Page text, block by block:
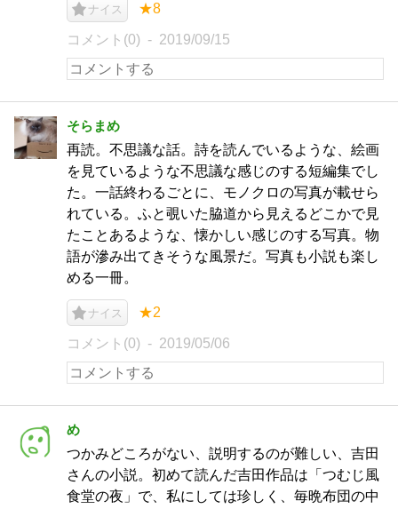
ナイス ★8
コメント(0) 2019/09/15
そらまめ
再読。不思議な話。詩を読んでいるような、絵画
を見ているような不思議な感じのする短編集でし
た。一話終わるごとに、モノクロの写真が載せら
れている。ふと覗いた脇道から見えるどこかで見
たことあるような、懐かしい感じのする写真。物
語が滲み出てきそうな風景だ。写真も小説も楽し
める一冊。
ナイス ★2
コメント(0) 2019/05/06
め
つかみどころがない、説明するのが難しい、吉田
さんの小説。初めて読んだ吉田作品は「つむじ風
食堂の夜」で、私にしては珍しく、毎晩布団の中